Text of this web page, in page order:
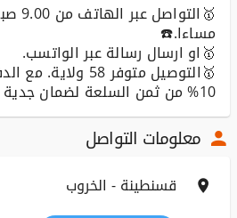
مساءا.☎️
🥇التوصيل متوفر
10% من ثمن السلعة لضمان جدية الطلب.🚚🚛
معلومات التواصل
قسنطينة - الخروب